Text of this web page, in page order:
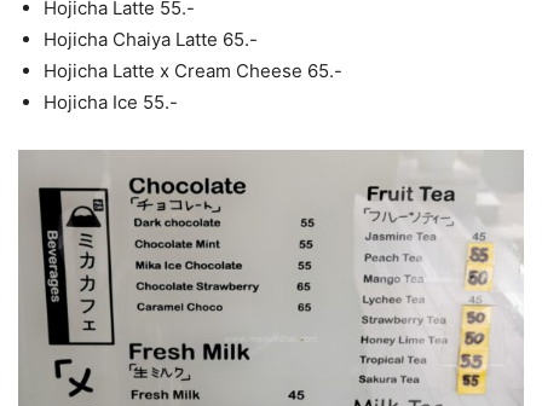
Hojicha Latte 55.-
Hojicha Chaiya Latte 65.-
Hojicha Latte x Cream Cheese 65.-
Hojicha Ice 55.-